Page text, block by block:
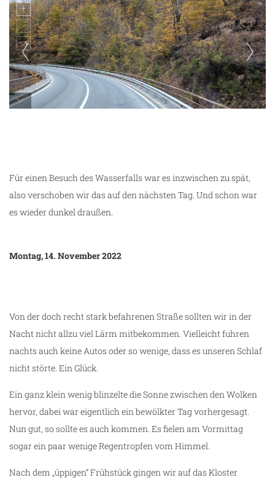
Für einen Besuch des Wasserfalls war es inzwischen zu spät,
also verschoben wir das auf den nächsten Tag. Und schon war
es wieder dunkel draußen.
Montag, 14. November 2022
Von der doch recht stark befahrenen Straße sollten wir in der
Nacht nicht allzu viel Lärm mitbekommen. Vielleicht fuhren
nachts auch keine Autos oder so wenige, dass es unseren Schlaf
nicht störte. Ein Glück.
Ein ganz klein wenig blinzelte die Sonne zwischen den Wolken
hervor, dabei war eigentlich ein bewölkter Tag vorhergesagt.
Nun gut, so sollte es auch kommen. Es fielen am Vormittag
sogar ein paar wenige Regentropfen vom Himmel.
Nach dem „üppigen“ Frühstück gingen wir auf das Kloster